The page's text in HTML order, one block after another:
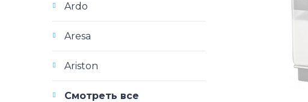
Ardo
Aresa
Ariston
Смотреть все